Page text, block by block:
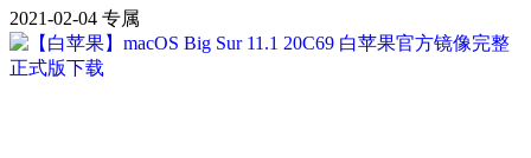
2021-02-04 专属